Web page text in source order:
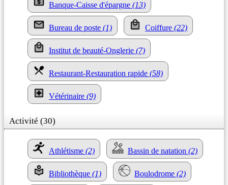
Banque-Caisse d'épargne (13)
Bureau de poste (1) Coiffure (22)
Institut de beauté-Onglerie (7)
Restaurant-Restauration rapide (58)
Vétérinaire (9)
Activité (30)
Athlétisme (2) Bassin de natation (2)
Bibliothèque (1) Boulodrome (2)